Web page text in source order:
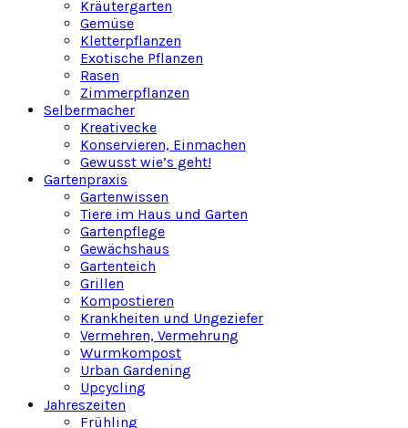
Kräutergarten
Gemüse
Kletterpflanzen
Exotische Pflanzen
Rasen
Zimmerpflanzen
Selbermacher
Kreativecke
Konservieren, Einmachen
Gewusst wie’s geht!
Gartenpraxis
Gartenwissen
Tiere im Haus und Garten
Gartenpflege
Gewächshaus
Gartenteich
Grillen
Kompostieren
Krankheiten und Ungeziefer
Vermehren, Vermehrung
Wurmkompost
Urban Gardening
Upcycling
Jahreszeiten
Frühling